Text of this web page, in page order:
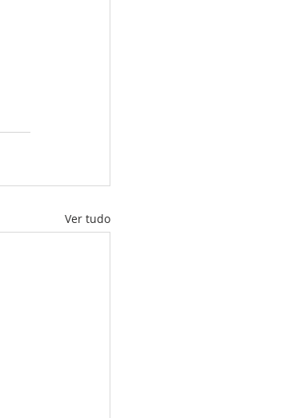
Ver tudo